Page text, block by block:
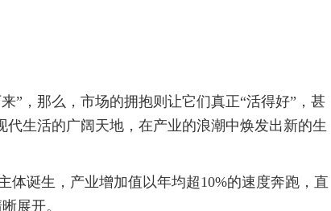
”，那么，市场的拥抱则让它们真正“活得好”，甚
生活的广阔天地，在产业的浪潮中焕发出新的生
体诞生，产业增加值以年均超10%的速度奔跑，直
展开。